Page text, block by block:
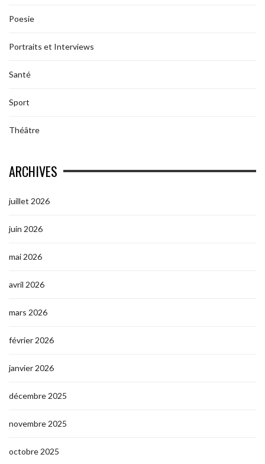
Poesie
Portraits et Interviews
Santé
Sport
Théâtre
ARCHIVES
juillet 2026
juin 2026
mai 2026
avril 2026
mars 2026
février 2026
janvier 2026
décembre 2025
novembre 2025
octobre 2025